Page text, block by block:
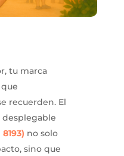
tu marca
recuerden. El
no solo
sino que